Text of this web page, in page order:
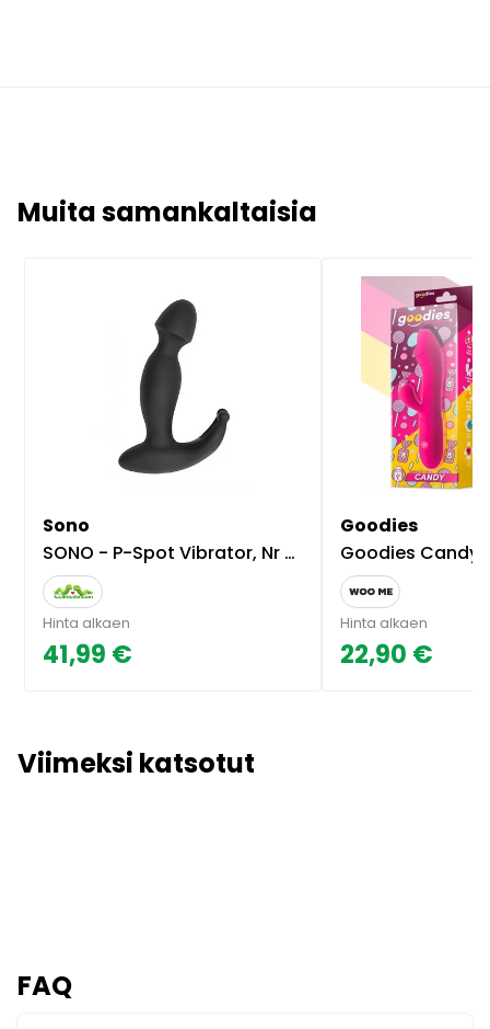
Muita samankaltaisia
Sono
SONO - P-Spot Vibrator, Nr 65
Hinta alkaen
41,99 €
Goodies
Goodies Candy G-
Hinta alkaen
22,90 €
Viimeksi katsotut
FAQ